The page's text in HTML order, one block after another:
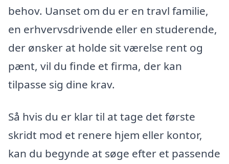
behov. Uanset om du er en travl familie,
en erhvervsdrivende eller en studerende,
der ønsker at holde sit værelse rent og
pænt, vil du finde et firma, der kan
tilpasse sig dine krav.
Så hvis du er klar til at tage det første
skridt mod et renere hjem eller kontor,
kan du begynde at søge efter et passende